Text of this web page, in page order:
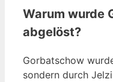
Warum wurde
abgelöst?
Gorbatschow
sondern durch